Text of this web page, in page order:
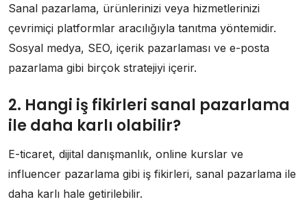
Sanal pazarlama, ürünlerinizi veya hizmetlerinizi
çevrimiçi platformlar aracılığıyla tanıtma yöntemidir.
Sosyal medya, SEO, içerik pazarlaması ve e-posta
pazarlama gibi birçok stratejiyi içerir.
2. Hangi iş fikirleri sanal pazarlama
ile daha karlı olabilir?
E-ticaret, dijital danışmanlık, online kurslar ve
influencer pazarlama gibi iş fikirleri, sanal pazarlama ile
daha karlı hale getirilebilir.